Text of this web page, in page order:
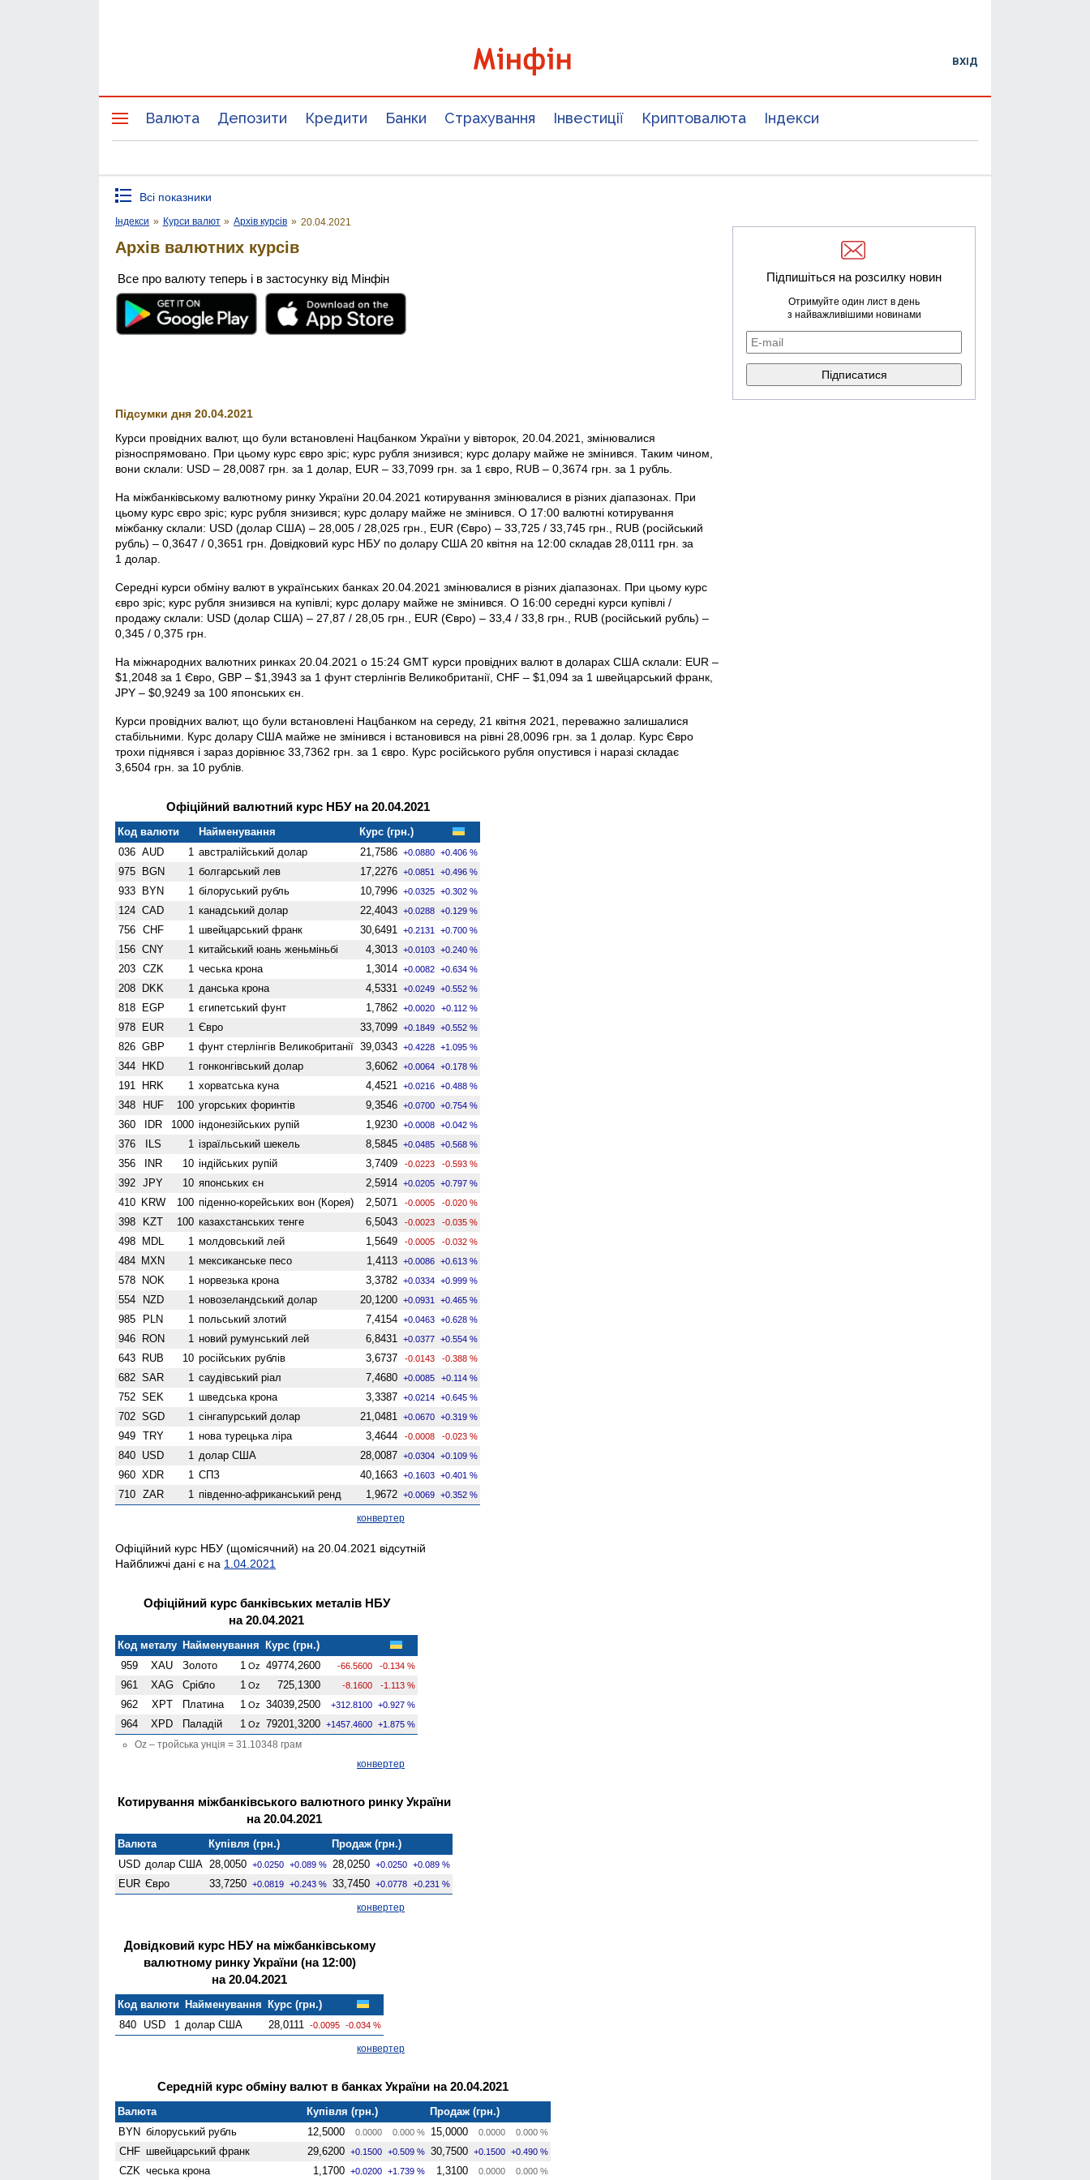
ВХІД
Валюта Депозити Кредити Банки Страхування Інвестиції Криптовалюта Індекси
Всі показники
Індекси » Курси валют » Архів курсів » 20.04.2021
Архів валютних курсів
Все про валюту теперь і в застосунку від Мінфін
Підсумки дня 20.04.2021
Курси провідних валют, що були встановлені Нацбанком України у вівторок, 20.04.2021, змінювалися
різноспрямовано. При цьому курс євро зріс; курс рубля знизився; курс долару майже не змінився. Таким чином,
вони склали: USD – 28,0087 грн. за 1 долар, EUR – 33,7099 грн. за 1 євро, RUB – 0,3674 грн. за 1 рубль.
На міжбанківському валютному ринку України 20.04.2021 котирування змінювалися в різних діапазонах. При
цьому курс євро зріс; курс рубля знизився; курс долару майже не змінився. О 17:00 валютні котирування
міжбанку склали: USD (долар США) – 28,005 / 28,025 грн., EUR (Євро) – 33,725 / 33,745 грн., RUB (російський
рубль) – 0,3647 / 0,3651 грн. Довідковий курс НБУ по долару США 20 квітня на 12:00 складав 28,0111 грн. за
1 долар.
Середні курси обміну валют в українських банках 20.04.2021 змінювалися в різних діапазонах. При цьому курс
євро зріс; курс рубля знизився на купівлі; курс долару майже не змінився. О 16:00 середні курси купівлі /
продажу склали: USD (долар США) – 27,87 / 28,05 грн., EUR (Євро) – 33,4 / 33,8 грн., RUB (російський рубль) –
0,345 / 0,375 грн.
На міжнародних валютних ринках 20.04.2021 о 15:24 GMT курси провідних валют в доларах США склали: EUR –
$1,2048 за 1 Євро, GBP – $1,3943 за 1 фунт стерлінгів Велико­британії, CHF – $1,094 за 1 швейцарський франк,
JPY – $0,9249 за 100 японських єн.
Курси провідних валют, що були встановлені Нацбанком на середу, 21 квітня 2021, переважно залишалися
стабільними. Курс долару США майже не змінився і встановився на рівні 28,0096 грн. за 1 долар. Курс Євро
трохи піднявся і зараз дорівнює 33,7362 грн. за 1 євро. Курс російського рубля опустився і наразі складає
3,6504 грн. за 10 рублів.
Офіційний валютний курс НБУ на 20.04.2021
Код валюти Найменування
Курс (грн.)
036 AUD 1 австралійський долар 21,7586 +0.0880 +0.406 %
975 BGN 1 болгарський лев 17,2276 +0.0851 +0.496 %
933 BYN 1 білоруський рубль 10,7996 +0.0325 +0.302 %
124 CAD 1 канадський долар 22,4043 +0.0288 +0.129 %
756 CHF 1 швейцарський франк 30,6491 +0.2131 +0.700 %
156 CNY 1 китайський юань женьмiньбi 4,3013 +0.0103 +0.240 %
203 CZK 1 чеська крона 1,3014 +0.0082 +0.634 %
208 DKK 1 данська крона 4,5331 +0.0249 +0.552 %
818 EGP 1 єгипетський фунт 1,7862 +0.0020 +0.112 %
978 EUR 1 Євро 33,7099 +0.1849 +0.552 %
826 GBP 1 фунт стерлінгів Велико­британії 39,0343 +0.4228 +1.095 %
344 HKD 1 гонконгівський долар 3,6062 +0.0064 +0.178 %
191 HRK 1 хорватська куна 4,4521 +0.0216 +0.488 %
348 HUF 100 угорських форинтів 9,3546 +0.0700 +0.754 %
360 IDR 1000 індонезійських рупій 1,9230 +0.0008 +0.042 %
376 ILS 1 ізраїльський шекель 8,5845 +0.0485 +0.568 %
356 INR 10 індійських рупій 3,7409 -0.0223 -0.593 %
392 JPY 10 японських єн 2,5914 +0.0205 +0.797 %
410 KRW 100 піденно-корейських вон (Корея) 2,5071 -0.0005 -0.020 %
398 KZT 100 казахстанських тенге 6,5043 -0.0023 -0.035 %
498 MDL 1 молдовський лей 1,5649 -0.0005 -0.032 %
484 MXN 1 мексиканське песо 1,4113 +0.0086 +0.613 %
578 NOK 1 норвезька крона 3,3782 +0.0334 +0.999 %
554 NZD 1 ново­зеландський долар 20,1200 +0.0931 +0.465 %
985 PLN 1 польський злотий 7,4154 +0.0463 +0.628 %
946 RON 1 новий румунський лей 6,8431 +0.0377 +0.554 %
643 RUB 10 російських рублів 3,6737 -0.0143 -0.388 %
682 SAR 1 саудівський ріал 7,4680 +0.0085 +0.114 %
752 SEK 1 шведська крона 3,3387 +0.0214 +0.645 %
702 SGD 1 сінгапурський долар 21,0481 +0.0670 +0.319 %
949 TRY 1 нова турецька ліра 3,4644 -0.0008 -0.023 %
840 USD 1 долар США 28,0087 +0.0304 +0.109 %
960 XDR 1 СПЗ 40,1663 +0.1603 +0.401 %
710 ZAR 1 південно-африканський ренд 1,9672 +0.0069 +0.352 %
конвертер
Офіційний курс НБУ (щомісячний) на 20.04.2021 відсутній
Найближчі дані є на 1.04.2021
Офіційний курс банківських металів НБУ
на 20.04.2021
Код металу Найменування Курс (грн.)
959
XAU Золото 1 Oz 49774,2600 -66.5600 -0.134 %
961 XAG Срібло 1 Oz 725,1300 -8.1600 -1.113 %
962 XPT Платина 1 Oz 34039,2500 +312.8100 +0.927 %
964 XPD Паладій 1 Oz 79201,3200 +1457.4600 +1.875 %
Oz – тройська унція = 31.10348 грам
конвертер
Котирування міжбанківського валютного ринку України
на 20.04.2021
Валюта Купівля (грн.)
Продаж (грн.)
USD долар США 28,0050 +0.0250 +0.089 % 28,0250 +0.0250 +0.089 %
EUR Євро 33,7250 +0.0819 +0.243 % 33,7450 +0.0778 +0.231 %
конвертер
Довідковий курс НБУ на міжбанківському
валютному ринку України (на 12:00)
на 20.04.2021
Код валюти Найменування Курс (грн.)
840
USD 1 долар США 28,0111 -0.0095 -0.034 %
конвертер
Середній курс обміну валют в банках України на 20.04.2021
Валюта Купівля (грн.)
Продаж (грн.)
BYN білоруський рубль 12,5000 0.0000 0.000 % 15,0000 0.0000 0.000 %
CHF швейцарський франк 29,6200 +0.1500 +0.509 % 30,7500 +0.1500 +0.490 %
CZK чеська крона 1,1700 +0.0200 +1.739 % 1,3100 0.0000 0.000 %
Підпишіться на розсилку новин
Отримуйте один лист в день
з найважливішими новинами